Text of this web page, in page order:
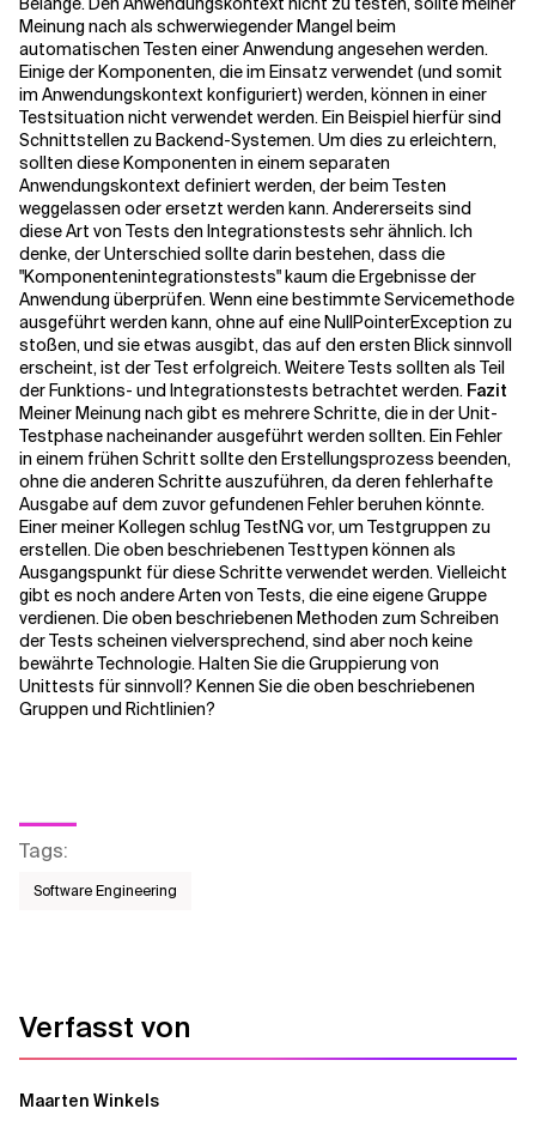
Meinung nach als schwerwiegender Mangel beim
automatischen Testen einer Anwendung angesehen werden.
Einige der Komponenten, die im Einsatz verwendet (und somit
im Anwendungskontext konfiguriert) werden, können in einer
Testsituation nicht verwendet werden. Ein Beispiel hierfür sind
Schnittstellen zu Backend-Systemen. Um dies zu erleichtern,
sollten diese Komponenten in einem separaten
Anwendungskontext definiert werden, der beim Testen
weggelassen oder ersetzt werden kann. Andererseits sind
diese Art von Tests den Integrationstests sehr ähnlich. Ich
denke, der Unterschied sollte darin bestehen, dass die
"Komponentenintegrationstests" kaum die Ergebnisse der
Anwendung überprüfen. Wenn eine bestimmte Servicemethode
ausgeführt werden kann, ohne auf eine NullPointerException zu
stoßen, und sie etwas ausgibt, das auf den ersten Blick sinnvoll
erscheint, ist der Test erfolgreich. Weitere Tests sollten als Teil
der Funktions- und Integrationstests betrachtet werden. Fazit
Meiner Meinung nach gibt es mehrere Schritte, die in der Unit-
Testphase nacheinander ausgeführt werden sollten. Ein Fehler
in einem frühen Schritt sollte den Erstellungsprozess beenden,
ohne die anderen Schritte auszuführen, da deren fehlerhafte
Ausgabe auf dem zuvor gefundenen Fehler beruhen könnte.
Einer meiner Kollegen schlug TestNG vor, um Testgruppen zu
erstellen. Die oben beschriebenen Testtypen können als
Ausgangspunkt für diese Schritte verwendet werden. Vielleicht
gibt es noch andere Arten von Tests, die eine eigene Gruppe
verdienen. Die oben beschriebenen Methoden zum Schreiben
der Tests scheinen vielversprechend, sind aber noch keine
bewährte Technologie. Halten Sie die Gruppierung von
Unittests für sinnvoll? Kennen Sie die oben beschriebenen
Gruppen und Richtlinien?
Tags:
Software Engineering
Verfasst von
Maarten Winkels